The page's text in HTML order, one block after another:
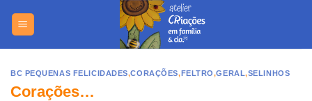
BC PEQUENAS FELICIDADES,CORAÇÕES,FELTRO,GERAL,SELINHOS
Corações…